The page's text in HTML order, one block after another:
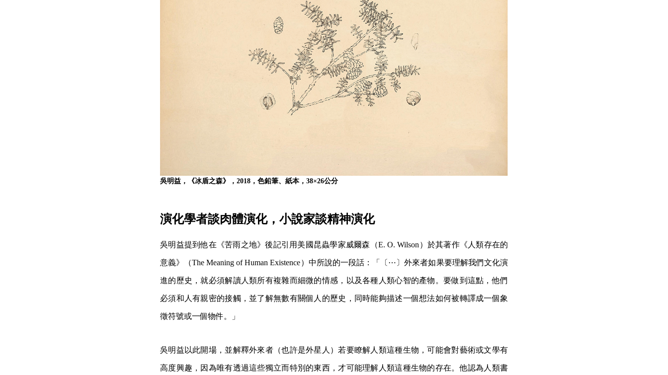
吳明益，《冰盾之森》，2018，色鉛筆、紙本，38×26公分
演化學者談肉體演化，小說家談精神演化
吳明益提到他在《苦雨之地》後記引用美國昆蟲學家威爾森（E. O. Wilson）於其著作《人類存在的
意義》（The Meaning of Human Existence）中所說的一段話：「〔⋯〕外來者如果要理解我們文化演
進的歷史，就必須解讀人類所有複雜而細微的情感，以及各種人類心智的產物。要做到這點，他們
必須和人有親密的接觸，並了解無數有關個人的歷史，同時能夠描述一個想法如何被轉譯成一個象
徵符號或一個物件。」
吳明益以此開場，並解釋外來者（也許是外星人）若要瞭解人類這種生物，可能會對藝術或文學有
高度興趣，因為唯有透過這些獨立而特別的東西，才可能理解人類這種生物的存在。他認為人類書